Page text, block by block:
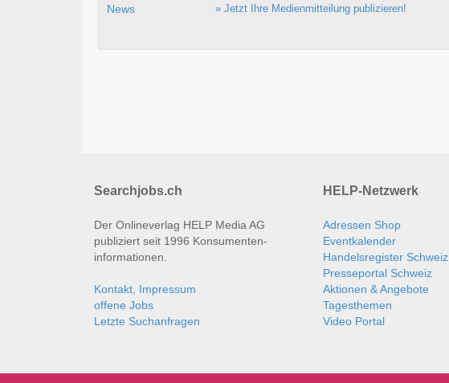
» Jetzt Ihre Medienmitteilung publizieren!
Searchjobs.ch
Der Onlineverlag HELP Media AG
publiziert seit 1996 Konsumenten­
informationen.
Kontakt, Impressum
offene Jobs
Letzte Suchanfragen
HELP-Netzwerk
Adressen Shop
Eventkalender
Handelsregister Schweiz
Presseportal Schweiz
Aktionen & Angebote
Tagesthemen
Video Portal